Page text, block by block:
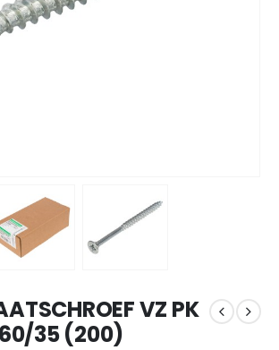
VZ PK
35 (200)